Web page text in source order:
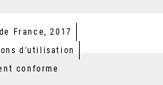
France, 2017
d'utilisation
conforme